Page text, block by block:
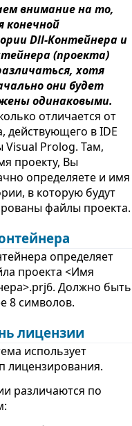
внимание на то,
конечной
Dll-Контейнера и
(проекта)
хотя
они будет
одинаковыми.
отличается от
действующего в IDE
Visual Prolog. Там,
проекту, Вы
определяете и имя
в которую будут
файлы проекта.
определяет
проекта <Имя
Должно быть
8 символов.
лицензии
использует
лицензирования.
различаются по